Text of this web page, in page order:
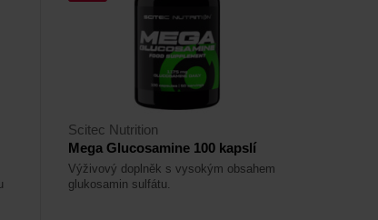
Scitec Nutrition
Mega Glucosamine 100 kapslí
Výživový doplněk s vysokým obsahem
glukosamin sulfátu.